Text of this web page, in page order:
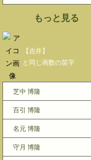
もっと見る
【吉井】
と同じ画数の苗字
芝中 博隆
百引 博隆
名元 博隆
守月 博隆